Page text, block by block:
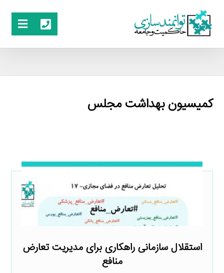
کمیسیون بهداشت مجلس
استقلال سازمانی راهکاری برای مدیریت تعارض
منافع